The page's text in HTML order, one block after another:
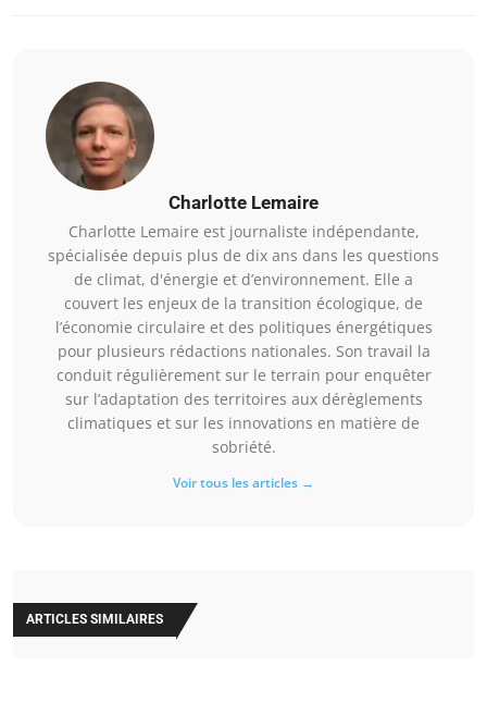
Charlotte Lemaire
Charlotte Lemaire est journaliste indépendante,
spécialisée depuis plus de dix ans dans les questions
de climat, d'énergie et d’environnement. Elle a
couvert les enjeux de la transition écologique, de
l’économie circulaire et des politiques énergétiques
pour plusieurs rédactions nationales. Son travail la
conduit régulièrement sur le terrain pour enquêter
sur l’adaptation des territoires aux dérèglements
climatiques et sur les innovations en matière de
sobriété.
Voir tous les articles →
ARTICLES SIMILAIRES